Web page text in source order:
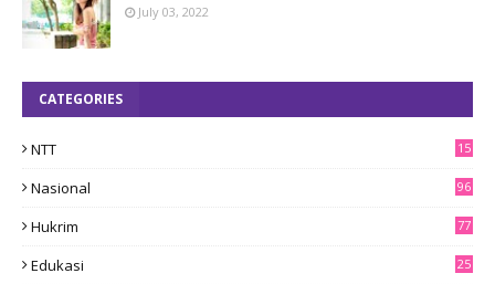
July 03, 2022
CATEGORIES
NTT
15
Nasional 96
Hukrim 77
Edukasi 25